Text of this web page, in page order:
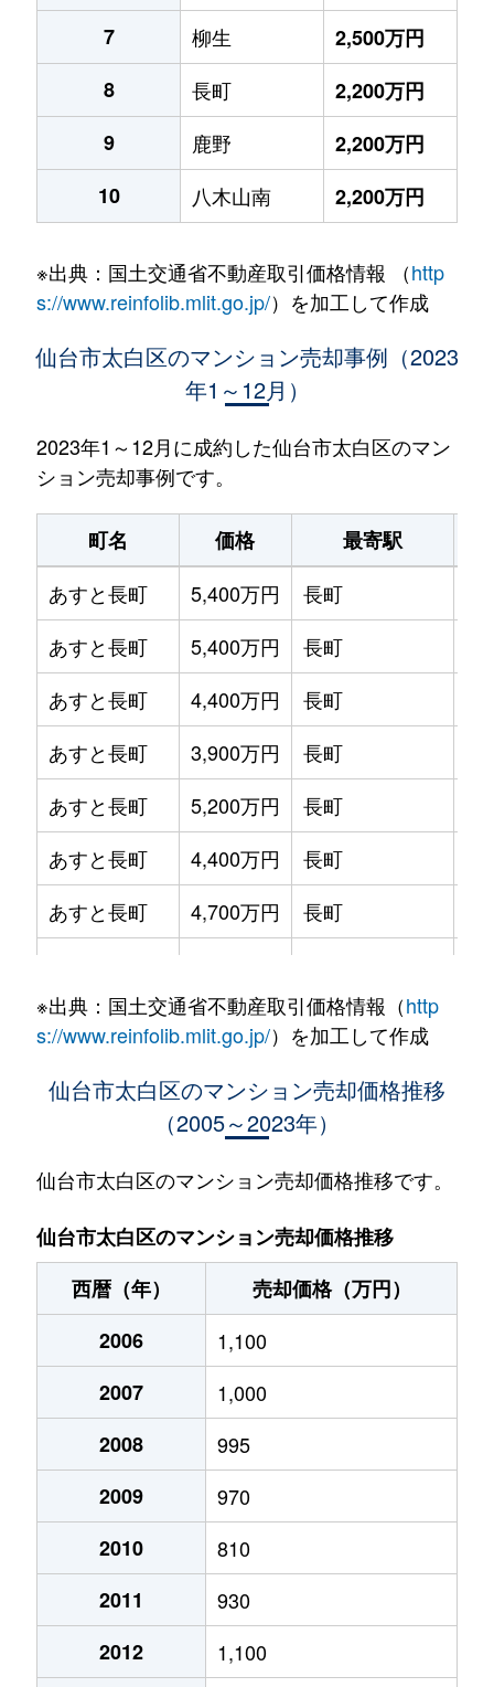
7
柳生
2,500万円
8
長町
2,200万円
9
鹿野
2,200万円
10
八木山南 2,200万円
※出典：国土交通省不動産取引価格情報 （http
s://www.reinfolib.mlit.go.jp/）を加工して作成
仙台市太白区のマンション売却事例（2023
年1～12月）
2023年1～12月に成約した仙台市太白区のマン
ション売却事例です。
町名 価格
最寄駅
あすと長町
5,400万円 長町
あすと長町
5,400万円 長町
あすと長町
4,400万円 長町
あすと長町
3,900万円 長町
あすと長町
5,200万円 長町
あすと長町
4,400万円 長町
あすと長町
4,700万円 長町
あすと長町
4,200万円 長町
1,500万円 長町南
泉崎
720万円 長町南
大野田
4,200万円 富沢
鹿野
2,200万円 長町南
2,200万円
3,300万円
2,300万円
1,900万円
2,000万円
1,500万円
1,800万円
※出典：国土交通省不動産取引価格情報（http
s://www.reinfolib.mlit.go.jp/）を加工して作成
仙台市太白区のマンション売却価格推移
（2005～2023年）
仙台市太白区のマンション売却価格推移です。
仙台市太白区のマンション売却価格推移
西暦（年）
売却価格（万円）
2006
1,100
2007
1,000
2008
995
2009
970
2010
810
2011
930
2012
1,100